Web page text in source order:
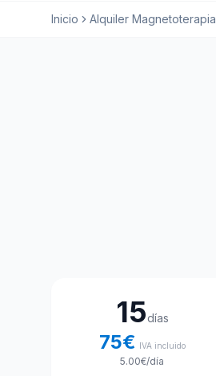
Inicio Alquiler Magnetoterapia
15días
75€ IVA incluido
5.00€/día